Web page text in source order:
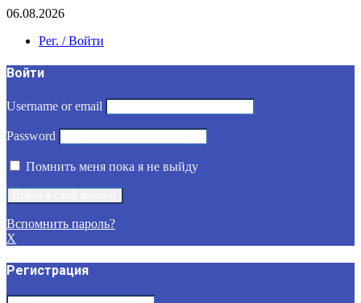
06.08.2026
Рег. / Войти
Войти
Username or email
Password
Помнить меня пока я не выйду
Вспомнить пароль?
X
Регистрация